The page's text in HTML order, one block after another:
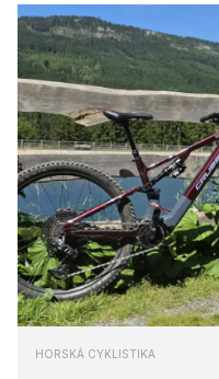
HORSKÁ CYKLISTIKA